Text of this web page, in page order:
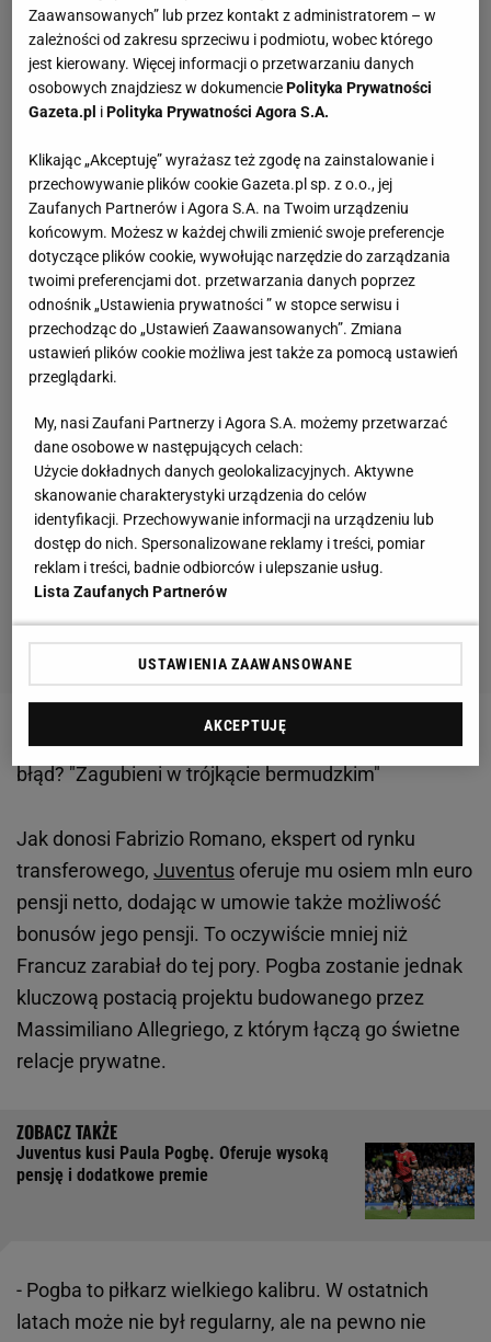
Zobacz wideoAnalizujemy: czy Grabara popełnił
błąd? "Zagubieni w trójkącie bermudzkim"
Jak donosi Fabrizio Romano, ekspert od rynku
transferowego, Juventus oferuje mu osiem mln euro
pensji netto, dodając w umowie także możliwość
bonusów jego pensji. To oczywiście mniej niż
Francuz zarabiał do tej pory. Pogba zostanie jednak
kluczową postacią projektu budowanego przez
Massimiliano Allegriego, z którym łączą go świetne
relacje prywatne.
Juventus kusi Paula Pogbę. Oferuje wysoką
pensję i dodatkowe premie
- Pogba to piłkarz wielkiego kalibru. W ostatnich
latach może nie był regularny, ale na pewno nie
Zaawansowanych” lub przez kontakt z administratorem – w
zależności od zakresu sprzeciwu i podmiotu, wobec którego
jest kierowany. Więcej informacji o przetwarzaniu danych
osobowych znajdziesz w dokumenciePolityka Prywatności
Gazeta.pl iPolityka Prywatności Agora S.A.
Klikając „Akceptuję” wyrażasz też zgodę na zainstalowanie i
przechowywanie plików cookie Gazeta.pl sp. z o.o., jej
Zaufanych Partnerów i Agora S.A. na Twoim urządzeniu
końcowym. Możesz w każdej chwili zmienić swoje preferencje
dotyczące plików cookie, wywołując narzędzie do zarządzania
twoimi preferencjami dot. przetwarzania danych poprzez
odnośnik „Ustawienia prywatności ” w stopce serwisu i
przechodząc do „Ustawień Zaawansowanych”. Zmiana
ustawień plików cookie możliwa jest także za pomocą ustawień
przeglądarki.
My, nasi Zaufani Partnerzy i Agora S.A. możemy przetwarzać
dane osobowe w następujących celach:
Użycie dokładnych danych geolokalizacyjnych. Aktywne
skanowanie charakterystyki urządzenia do celów
identyfikacji. Przechowywanie informacji na urządzeniu lub
dostęp do nich. Spersonalizowane reklamy i treści, pomiar
reklam i treści, badnie odbiorców i ulepszanie usług.
Lista Zaufanych Partnerów
USTAWIENIA ZAAWANSOWANE
AKCEPTUJĘ